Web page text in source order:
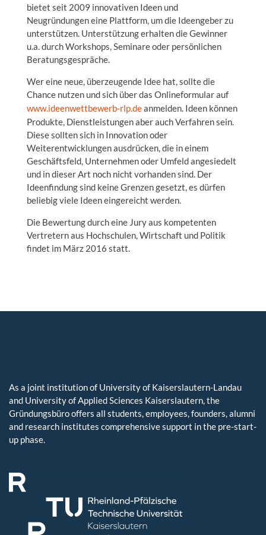
bietet seit 2009 innovativen Ideen und
Neugründungen eine Plattform, um die Ideengeber zu
unterstützen. Unterstützung erhalten die Gewinner
u.a. durch Workshops, Seminare oder persönlichen
Beratungsgespräche.
Wer eine neue, überzeugende Idee hat, sollte die
Chance nutzen und sich über das Onlineformular auf
www.ideenwettbewerb-rlp.deanmelden. Ideen können
Produkte, Dienstleistungen aber auch Verfahren sein.
Diese sollten sich in Innovation oder
Weiterentwicklungen ausdrücken, die in einem
Geschäftsfeld, Unternehmen oder Umfeld angesiedelt
und in dieser Art noch nicht vorhanden sind. Der
Ideenfindung sind keine Grenzen gesetzt, es dürfen
beliebig viele Ideen eingereicht werden.
Die Bewertung durch eine Jury aus kompetenten
Vertretern aus Hochschulen, Wirtschaft und Politik
findet im März 2016 statt.
As a joint institution of University of Kaiserslautern-Landau
and University of Applied Sciences Kaiserslautern, the
Gründungsbüro offers all students, employees, founders, alumni
and research institutes comprehensive support in the pre-start-
up phase.